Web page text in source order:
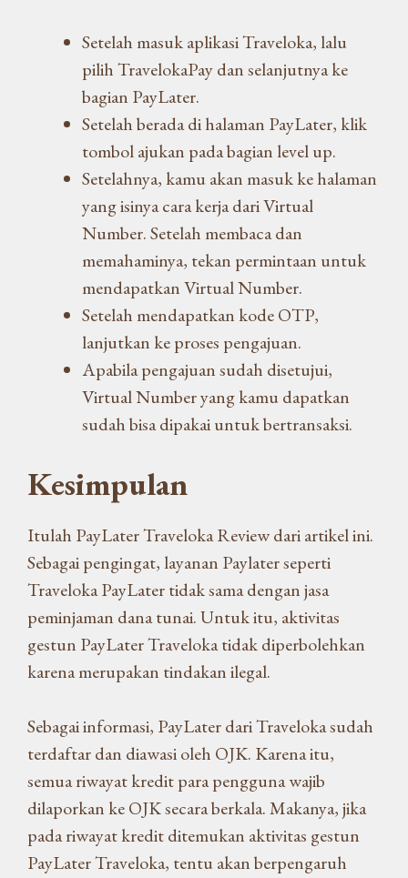
Setelah masuk aplikasi Traveloka, lalu
pilih TravelokaPay dan selanjutnya ke
bagian PayLater.
Setelah berada di halaman PayLater, klik
tombol ajukan pada bagian level up.
Setelahnya, kamu akan masuk ke halaman
yang isinya cara kerja dari Virtual
Number. Setelah membaca dan
memahaminya, tekan permintaan untuk
mendapatkan Virtual Number.
Setelah mendapatkan kode OTP,
lanjutkan ke proses pengajuan.
Apabila pengajuan sudah disetujui,
Virtual Number yang kamu dapatkan
sudah bisa dipakai untuk bertransaksi.
Kesimpulan
Itulah PayLater Traveloka Review dari artikel ini.
Sebagai pengingat, layanan Paylater seperti
Traveloka PayLater tidak sama dengan jasa
peminjaman dana tunai. Untuk itu, aktivitas
gestun PayLater Traveloka tidak diperbolehkan
karena merupakan tindakan ilegal.
Sebagai informasi, PayLater dari Traveloka sudah
terdaftar dan diawasi oleh OJK. Karena itu,
semua riwayat kredit para pengguna wajib
dilaporkan ke OJK secara berkala. Makanya, jika
pada riwayat kredit ditemukan aktivitas gestun
PayLater Traveloka, tentu akan berpengaruh